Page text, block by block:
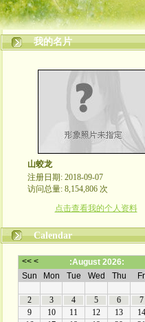
我的名片
山蛟龙
注册日期: 2018-09-07
访问总量: 8,154,806 次
点击查看我的个人资料
Calendar